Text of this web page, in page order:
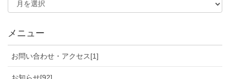
メニュー
お問い合わせ・アクセス[1]
お知らせ[92]